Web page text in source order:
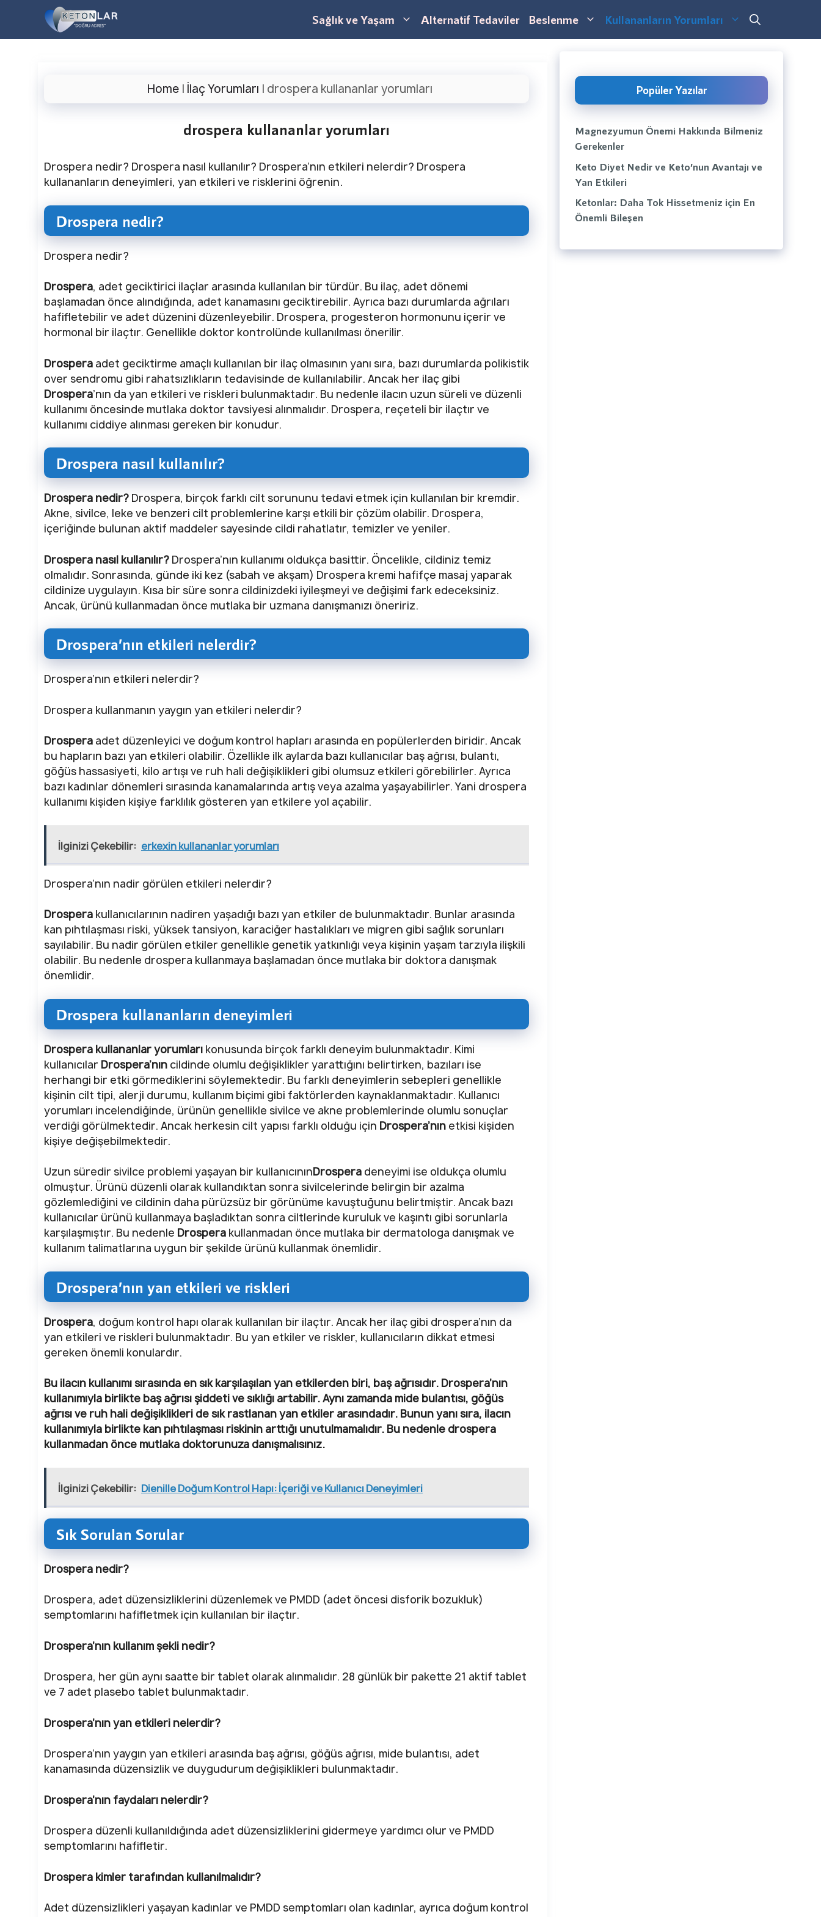
Sağlık ve Yaşam Alternatif Tedaviler Beslenme Kullananların Yorumları
Home| İlaç Yorumları | drospera kullananlar yorumları
drospera kullananlar yorumları
Drospera nedir? Drospera nasıl kullanılır? Drospera’nın etkileri nelerdir? Drospera
kullananların deneyimleri, yan etkileri ve risklerini öğrenin.
Drospera nedir?
Drospera nedir?
Drospera, adet geciktirici ilaçlar arasında kullanılan bir türdür. Bu ilaç, adet dönemi
başlamadan önce alındığında, adet kanamasını geciktirebilir. Ayrıca bazı durumlarda ağrıları
hafifletebilir ve adet düzenini düzenleyebilir. Drospera, progesteron hormonunu içerir ve
hormonal bir ilaçtır. Genellikle doktor kontrolünde kullanılması önerilir.
Drospera adet geciktirme amaçlı kullanılan bir ilaç olmasının yanı sıra, bazı durumlarda polikistik
over sendromu gibi rahatsızlıkların tedavisinde de kullanılabilir. Ancak her ilaç gibi
Drospera’nın da yan etkileri ve riskleri bulunmaktadır. Bu nedenle ilacın uzun süreli ve düzenli
kullanımı öncesinde mutlaka doktor tavsiyesi alınmalıdır. Drospera, reçeteli bir ilaçtır ve
kullanımı ciddiye alınması gereken bir konudur.
Drospera nasıl kullanılır?
Drospera nedir? Drospera, birçok farklı cilt sorununu tedavi etmek için kullanılan bir kremdir.
Akne, sivilce, leke ve benzeri cilt problemlerine karşı etkili bir çözüm olabilir. Drospera,
içeriğinde bulunan aktif maddeler sayesinde cildi rahatlatır, temizler ve yeniler.
Drospera nasıl kullanılır? Drospera’nın kullanımı oldukça basittir. Öncelikle, cildiniz temiz
olmalıdır. Sonrasında, günde iki kez (sabah ve akşam) Drospera kremi hafifçe masaj yaparak
cildinize uygulayın. Kısa bir süre sonra cildinizdeki iyileşmeyi ve değişimi fark edeceksiniz.
Ancak, ürünü kullanmadan önce mutlaka bir uzmana danışmanızı öneririz.
Drospera’nın etkileri nelerdir?
Drospera’nın etkileri nelerdir?
Drospera kullanmanın yaygın yan etkileri nelerdir?
Drospera adet düzenleyici ve doğum kontrol hapları arasında en popülerlerden biridir. Ancak
bu hapların bazı yan etkileri olabilir. Özellikle ilk aylarda bazı kullanıcılar baş ağrısı, bulantı,
göğüs hassasiyeti, kilo artışı ve ruh hali değişiklikleri gibi olumsuz etkileri görebilirler. Ayrıca
bazı kadınlar dönemleri sırasında kanamalarında artış veya azalma yaşayabilirler. Yani drospera
kullanımı kişiden kişiye farklılık gösteren yan etkilere yol açabilir.
İlginizi Çekebilir: erkexin kullananlar yorumları
Drospera’nın nadir görülen etkileri nelerdir?
Drospera kullanıcılarının nadiren yaşadığı bazı yan etkiler de bulunmaktadır. Bunlar arasında
kan pıhtılaşması riski, yüksek tansiyon, karaciğer hastalıkları ve migren gibi sağlık sorunları
sayılabilir. Bu nadir görülen etkiler genellikle genetik yatkınlığı veya kişinin yaşam tarzıyla ilişkili
olabilir. Bu nedenle drospera kullanmaya başlamadan önce mutlaka bir doktora danışmak
önemlidir.
Drospera kullananların deneyimleri
Drospera kullananlar yorumları konusunda birçok farklı deneyim bulunmaktadır. Kimi
kullanıcılar Drospera’nın cildinde olumlu değişiklikler yarattığını belirtirken, bazıları ise
herhangi bir etki görmediklerini söylemektedir. Bu farklı deneyimlerin sebepleri genellikle
kişinin cilt tipi, alerji durumu, kullanım biçimi gibi faktörlerden kaynaklanmaktadır. Kullanıcı
yorumları incelendiğinde, ürünün genellikle sivilce ve akne problemlerinde olumlu sonuçlar
verdiği görülmektedir. Ancak herkesin cilt yapısı farklı olduğu için Drospera’nın etkisi kişiden
kişiye değişebilmektedir.
Uzun süredir sivilce problemi yaşayan bir kullanıcınınDrospera deneyimi ise oldukça olumlu
olmuştur. Ürünü düzenli olarak kullandıktan sonra sivilcelerinde belirgin bir azalma
gözlemlediğini ve cildinin daha pürüzsüz bir görünüme kavuştuğunu belirtmiştir. Ancak bazı
kullanıcılar ürünü kullanmaya başladıktan sonra ciltlerinde kuruluk ve kaşıntı gibi sorunlarla
karşılaşmıştır. Bu nedenle Drospera kullanmadan önce mutlaka bir dermatologa danışmak ve
kullanım talimatlarına uygun bir şekilde ürünü kullanmak önemlidir.
Drospera’nın yan etkileri ve riskleri
Drospera, doğum kontrol hapı olarak kullanılan bir ilaçtır. Ancak her ilaç gibi drospera’nın da
yan etkileri ve riskleri bulunmaktadır. Bu yan etkiler ve riskler, kullanıcıların dikkat etmesi
gereken önemli konulardır.
Bu ilacın kullanımı sırasında en sık karşılaşılan yan etkilerden biri, baş ağrısıdır. Drospera’nın
kullanımıyla birlikte baş ağrısı şiddeti ve sıklığı artabilir. Aynı zamanda mide bulantısı, göğüs
ağrısı ve ruh hali değişiklikleri de sık rastlanan yan etkiler arasındadır. Bunun yanı sıra, ilacın
kullanımıyla birlikte kan pıhtılaşması riskinin arttığı unutulmamalıdır. Bu nedenle drospera
kullanmadan önce mutlaka doktorunuza danışmalısınız.
İlginizi Çekebilir: Dienille Doğum Kontrol Hapı: İçeriği ve Kullanıcı Deneyimleri
Sık Sorulan Sorular
Drospera nedir?
Drospera, adet düzensizliklerini düzenlemek ve PMDD (adet öncesi disforik bozukluk)
semptomlarını hafifletmek için kullanılan bir ilaçtır.
Drospera’nın kullanım şekli nedir?
Drospera, her gün aynı saatte bir tablet olarak alınmalıdır. 28 günlük bir pakette 21 aktif tablet
ve 7 adet plasebo tablet bulunmaktadır.
Drospera’nın yan etkileri nelerdir?
Drospera’nın yaygın yan etkileri arasında baş ağrısı, göğüs ağrısı, mide bulantısı, adet
kanamasında düzensizlik ve duygudurum değişiklikleri bulunmaktadır.
Drospera’nın faydaları nelerdir?
Drospera düzenli kullanıldığında adet düzensizliklerini gidermeye yardımcı olur ve PMDD
semptomlarını hafifletir.
Drospera kimler tarafından kullanılmalıdır?
Adet düzensizlikleri yaşayan kadınlar ve PMDD semptomları olan kadınlar, ayrıca doğum kontrol
Popüler Yazılar
Magnezyumun Önemi Hakkında Bilmeniz
Gerekenler
Keto Diyet Nedir ve Keto’nun Avantajı ve
Yan Etkileri
Ketonlar: Daha Tok Hissetmeniz için En
Önemli Bileşen